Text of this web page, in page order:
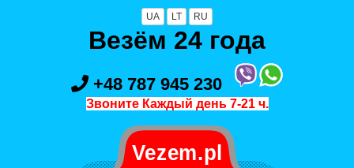
UA LT RU
Везём 24 года
+48 787 945 230
Звоните Каждый день 7-21 ч.